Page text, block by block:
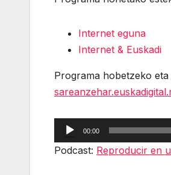
Internet eguna
Internet & Euskadi
Programa hobetzeko
Reproductor
de
00:00
Podcast: Reproducir en